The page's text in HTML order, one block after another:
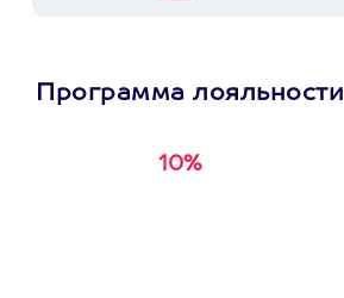
Программа лояльности
10%